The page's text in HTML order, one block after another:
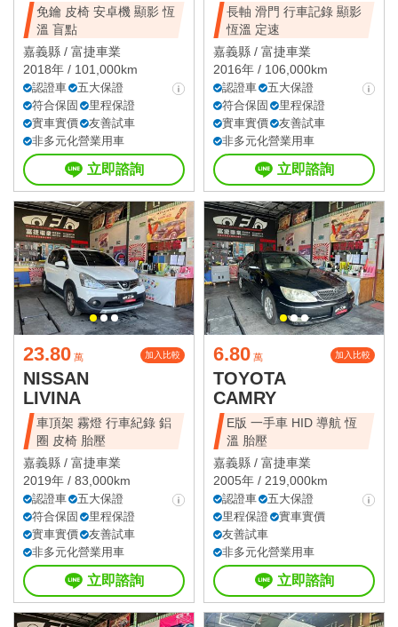
免鑰 皮椅 安卓機 顯影 恆
溫 盲點
嘉義縣 / 富捷車業
2018年 / 101,000km
認證車
五大保證
符合保固
里程保證
實車實價
友善試車
非多元化營業用車
立即諮詢
長軸 滑門 行車記錄 顯影
恆溫 定速
嘉義縣 / 富捷車業
2016年 / 106,000km
認證車
五大保證
符合保固
里程保證
實車實價
友善試車
非多元化營業用車
立即諮詢
23.80 萬 加入比較
NISSAN
LIVINA
車頂架 霧燈 行車紀錄 鋁
圈 皮椅 胎壓
嘉義縣 / 富捷車業
2019年 / 83,000km
認證車
五大保證
符合保固
里程保證
實車實價
友善試車
非多元化營業用車
立即諮詢
6.80 萬 加入比較
TOYOTA
CAMRY
E版 一手車 HID 導航 恆
溫 胎壓
嘉義縣 / 富捷車業
2005年 / 219,000km
認證車
五大保證
里程保證
實車實價
友善試車
非多元化營業用車
立即諮詢